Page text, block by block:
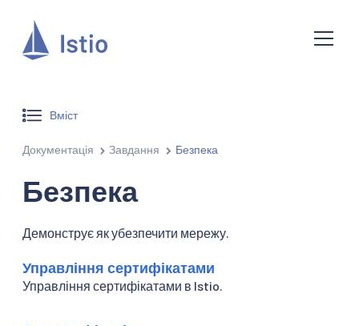
Вміст
Документація Завдання Безпека
Безпека
Демонструє як убезпечити мережу.
Управління сертифікатами
Управління сертифікатами в Istio.